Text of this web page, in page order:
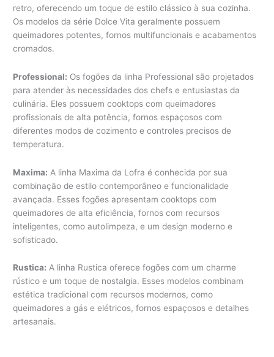
retro, oferecendo um toque de estilo clássico à sua cozinha.
Os modelos da série Dolce Vita geralmente possuem
queimadores potentes, fornos multifuncionais e acabamentos
cromados.
Professional: Os fogões da linha Professional são projetados
para atender às necessidades dos chefs e entusiastas da
culinária. Eles possuem cooktops com queimadores
profissionais de alta potência, fornos espaçosos com
diferentes modos de cozimento e controles precisos de
temperatura.
Maxima: A linha Maxima da Lofra é conhecida por sua
combinação de estilo contemporâneo e funcionalidade
avançada. Esses fogões apresentam cooktops com
queimadores de alta eficiência, fornos com recursos
inteligentes, como autolimpeza, e um design moderno e
sofisticado.
Rustica: A linha Rustica oferece fogões com um charme
rústico e um toque de nostalgia. Esses modelos combinam
estética tradicional com recursos modernos, como
queimadores a gás e elétricos, fornos espaçosos e detalhes
artesanais.